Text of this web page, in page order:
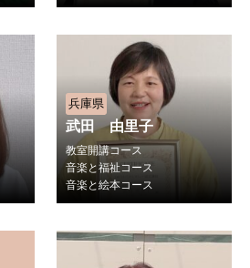
兵庫県
武田 由里子
教室開講コース
音楽と福祉コース
音楽と絵本コース